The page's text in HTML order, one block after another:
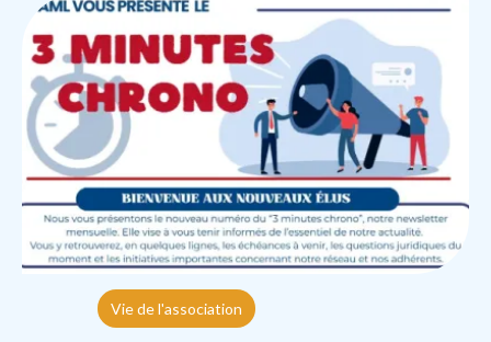
Vie de l'association